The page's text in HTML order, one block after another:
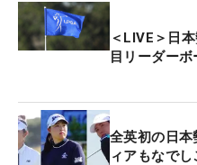
いを糧に、さらなる飛躍
＜LIVE＞日
目リーダーボ
全英初の日
ィアもなで